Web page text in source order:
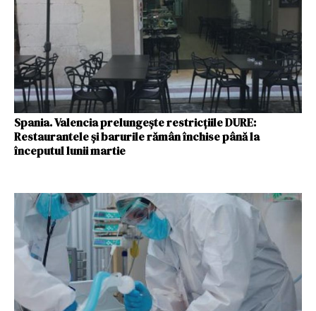
Spania. Valencia prelungește restricțiile DURE:
Restaurantele și barurile rămân închise până la
începutul lunii martie